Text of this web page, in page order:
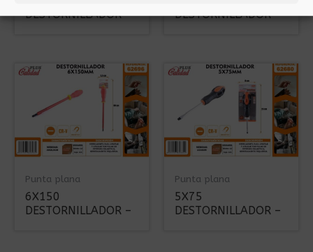
DESTORNILLADOR –
DESTORNILLADOR –
Punta plana
6X150
DESTORNILLADOR –
Punta plana
5X75
DESTORNILLADOR –